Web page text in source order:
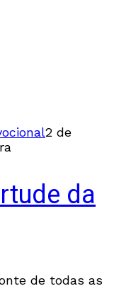
2 de
da
de todas as